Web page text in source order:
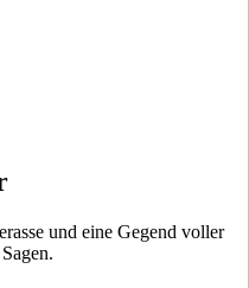
und eine Gegend voller